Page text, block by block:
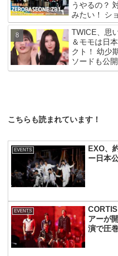
うやるの？
みたい！ シ
手会・・・
これを紹介
TWICE、思
＆モモは日
クト！ 幼少
ソードも公開
こちらも読まれています！
EVENTS
EXO、
ー日本
EVENTS
アーが
演で圧